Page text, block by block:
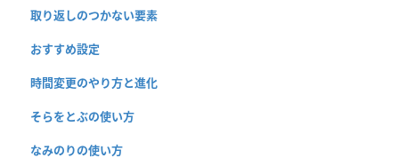
取り返しのつかない要素
おすすめ設定
時間変更のやり方と進化
そらをとぶの使い方
なみのりの使い方